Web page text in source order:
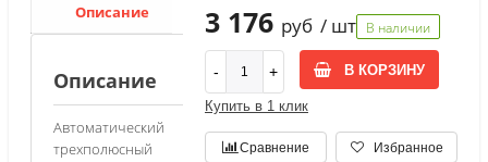
3 176 руб / шт В наличии
В КОРЗИНУ
Купить в 1 клик
Сравнение Избранное
Описание Характеристики
Описание
Автоматический
трехполюсный